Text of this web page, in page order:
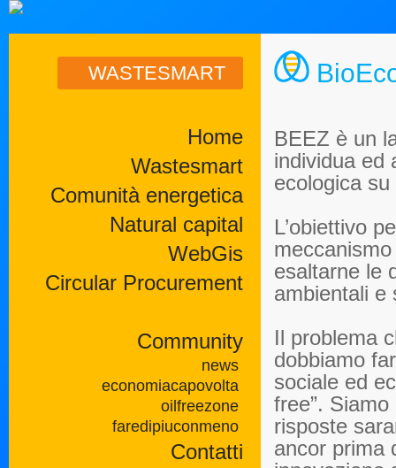
WASTESMART
Home
Wastesmart
Comunità energetica
Natural capital
WebGis
Circular Procurement
Community
news
economiacapovolta
oilfreezone
faredipiuconmeno
Contatti
BEEZ è un
individua ed
ecologica
L’obiettivo
esaltarne le
ambientali e
Il problema
dobbiamo
sociale ed
free”.
risposte
ancor prima